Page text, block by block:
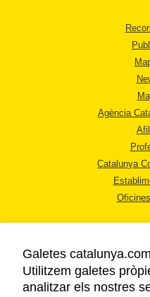
Agència
Catalunya
Galetes catalunya.com
Utilitzem galetes
analitzar els nostres